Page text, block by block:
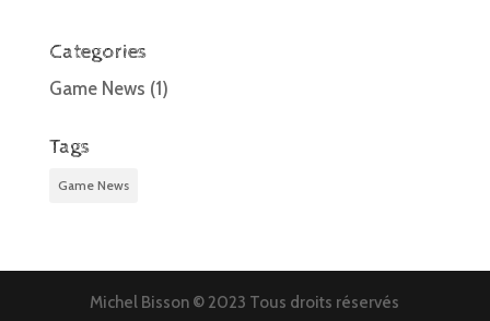
Categories
Game News (1)
Tags
Game News
Michel Bisson © 2023 Tous droits réservés